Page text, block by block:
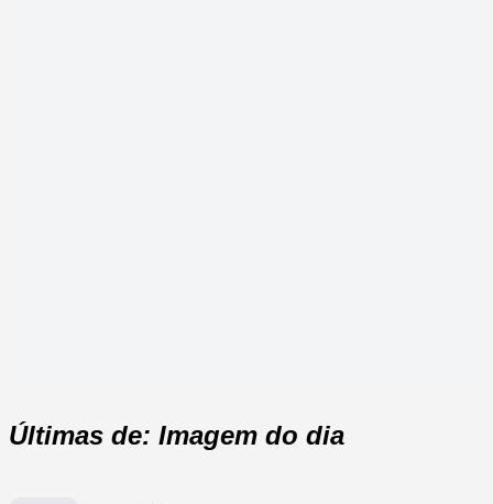
Últimas de: Imagem do dia